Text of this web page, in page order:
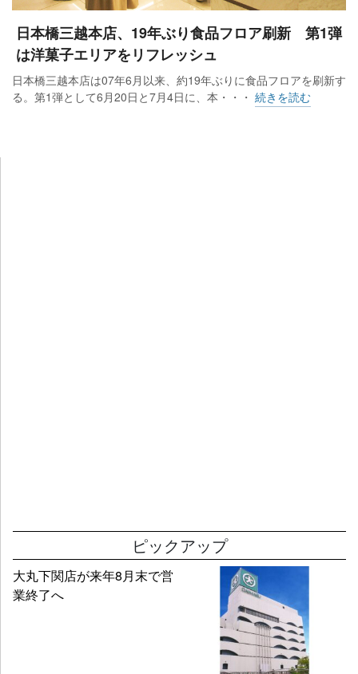
日本橋三越本店、19年ぶり食品フロア刷新 第1弾
は洋菓子エリアをリフレッシュ
日本橋三越本店は07年6月以来、約19年ぶりに食品フロアを刷新す
る。第1弾として6月20日と7月4日に、本・・・ 続きを読む
ピックアップ
大丸下関店が来年8月末で営
業終了へ